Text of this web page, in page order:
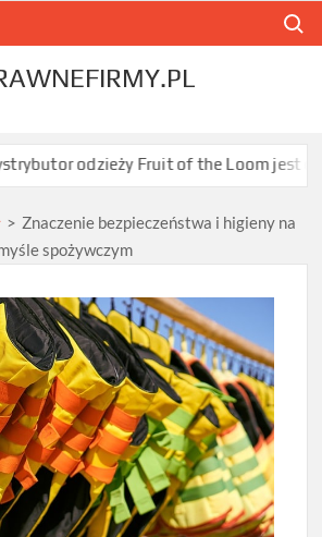
Fruit of the Loom jest opłacalny
> Znaczenie bezpieczeństwa i higieny na
spożywczym